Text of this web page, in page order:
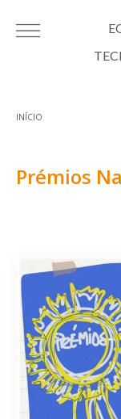
INÍCIO
Prémios